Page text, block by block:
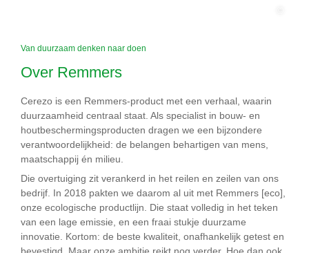
Van duurzaam denken naar doen
Over Remmers
Cerezo is een Remmers-product met een verhaal, waarin
duurzaamheid centraal staat. Als specialist in bouw- en
houtbeschermingsproducten dragen we een bijzondere
verantwoordelijkheid: de belangen behartigen van mens,
maatschappij én milieu.
Die overtuiging zit verankerd in het reilen en zeilen van ons
bedrijf. In 2018 pakten we daarom al uit met Remmers [eco],
onze ecologische productlijn. Die staat volledig in het teken
van een lage emissie, en een fraai stukje duurzame
innovatie. Kortom: de beste kwaliteit, onafhankelijk getest en